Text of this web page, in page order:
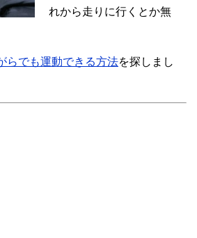
れから走りに行くとか無
らでも運動できる方法を探しまし